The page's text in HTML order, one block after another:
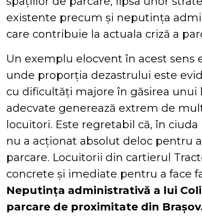
existente precum și neputința
care contribuie la actuala criză a
Un exemplu elocvent în acest sens
unde proporția dezastrului este
cu dificultăți majore în găsirea unui
adecvate generează extrem de
locuitori. Este regretabil că, în
nu a acționat absolut deloc pentru
parcare. Locuitorii din cartierul
concrete și imediate pentru a face
Neputința administrativă a lui
parcare de proximitate din